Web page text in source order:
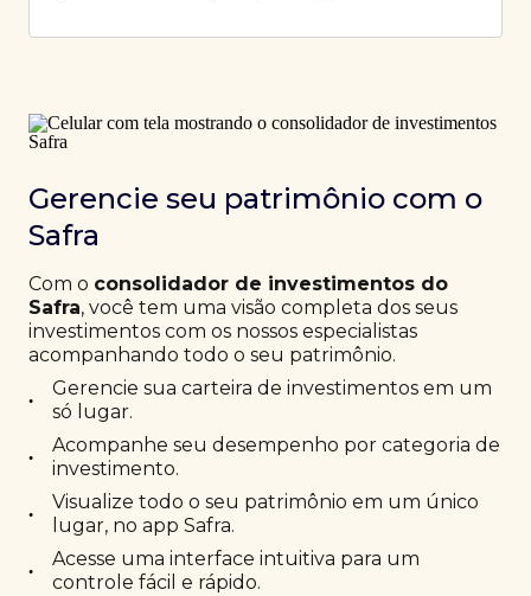
Gerencie seu patrimônio com o
Safra
Com o consolidador de investimentos do
Safra, você tem uma visão completa dos seus
investimentos com os nossos especialistas
acompanhando todo o seu patrimônio.
•
Gerencie sua carteira de investimentos em um
só lugar.
•
Acompanhe seu desempenho por categoria de
investimento.
•
Visualize todo o seu patrimônio em um único
lugar, no app Safra.
•
Acesse uma interface intuitiva para um
controle fácil e rápido.